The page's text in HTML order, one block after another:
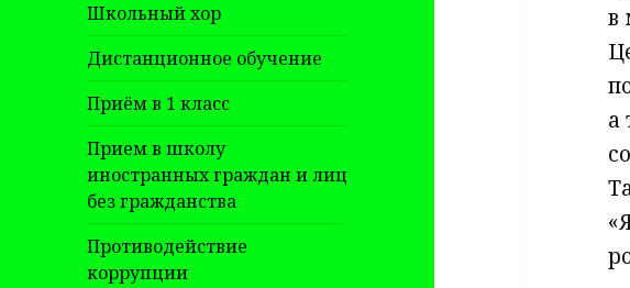
Школьный хор
Дистанционное обучение
Приём в 1 класс
Прием в школу
иностранных граждан и лиц
без гражданства
Противодействие
коррупции
в
а